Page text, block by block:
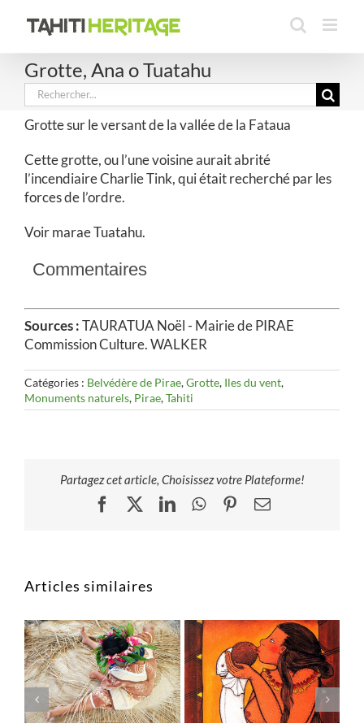
Grotte, Ana o Tuatahu
Rechercher:
Grotte sur le versant de la vallée de la Fataua
Cette grotte, ou l’une voisine aurait abrité
l’incendiaire Charlie Tink, qui était recherché par les
forces de l’ordre.
Voir marae Tuatahu.
Commentaires
Sources :TAURATUA Noël - Mairie de PIRAE
Commission Culture. WALKER
Catégories : Belvédère de Pirae,Grotte, Iles du vent,
Monuments naturels, Pirae,Tahiti
Partagez cet article, Choisissez votre Plateforme!
Facebook
X LinkedInWhatsApp
Pinterest
Email
Articles similaires